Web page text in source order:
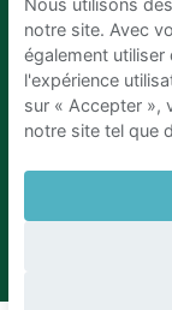
Nous utilisons
notre site. Avec
également
l'expérience
sur « Accepter »,
notre site tel que
rentabiliser un
Pour hôtels
Pour immobilier
Améliorez vos ODD
Blog d'entreprise
Parking Anvers